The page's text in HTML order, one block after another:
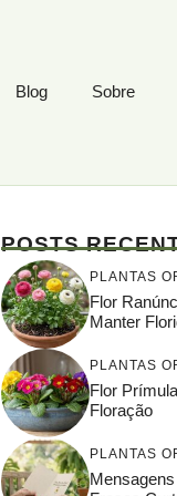
Blog Sobre
POSTS
PLANTAS
Flor
Manter
PLANTAS
Flor
Floração
PLANTAS